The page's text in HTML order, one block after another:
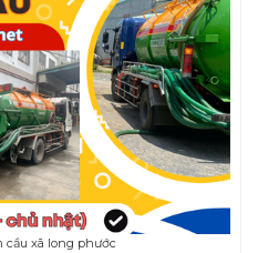
xã long phước